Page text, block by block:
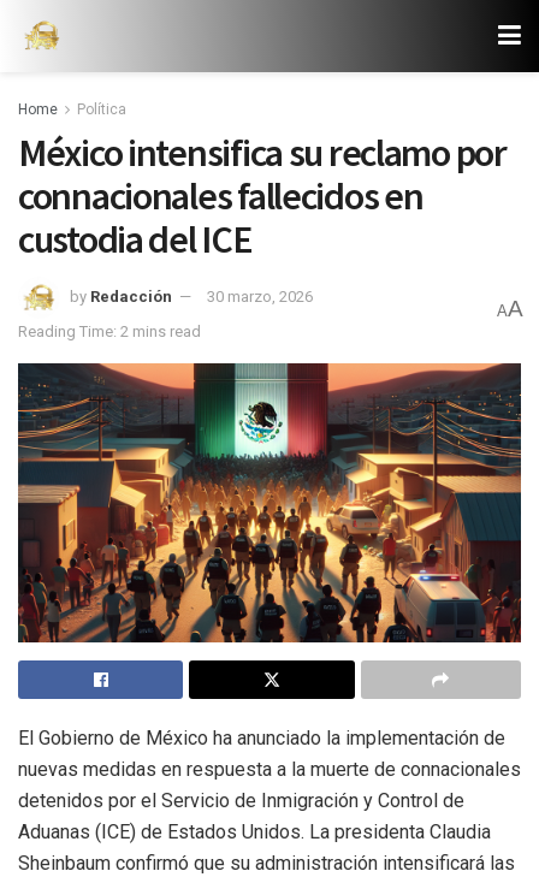
Home Política
México intensifica su reclamo por
connacionales fallecidos en
custodia del ICE
by Redacción
30 marzo, 2026
Reading Time: 2 mins read
AA
El Gobierno de México ha anunciado la implementación de
nuevas medidas en respuesta a la muerte de connacionales
detenidos por el Servicio de Inmigración y Control de
Aduanas (ICE) de Estados Unidos. La presidenta Claudia
Sheinbaum confirmó que su administración intensificará las